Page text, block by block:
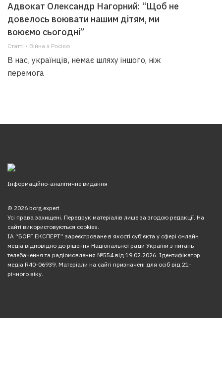
Адвокат Олександр Нагорний: “Щоб не
довелось воювати нашим дітям, ми
воюємо сьогодні”
Статті • Війна з Росією
В нас, українців, немає шляху іншого, ніж
перемога
Інформаційно-аналітичне видання
© 2026 borg.expert
Усі права захищені. Передрук матеріалів лише за згодою редакції. На
сайті використовуються cookies.
ІА “БОРГ.ЕКСПЕРТ” зареєстроване в якості суб’єкта у сфері онлайн
медіа відповідно до рішення Національної ради України з питань
телебачення та радіомовлення №554 від 19.02.2026. Ідентифікатор
медіа R40-06939. Матеріали на сайті призначені для осіб від 21-
річного віку.